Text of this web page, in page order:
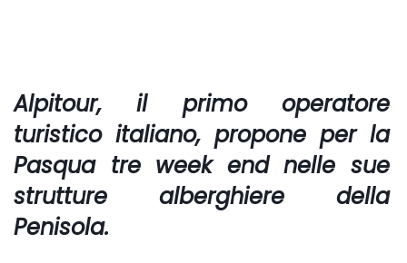
Alpitour, il primo operatore
turistico italiano, propone per la
Pasqua tre week end nelle sue
strutture alberghiere della
Penisola.